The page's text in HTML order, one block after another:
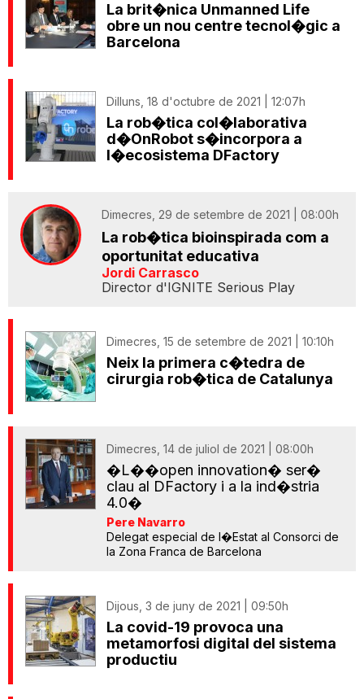
La brit�nica Unmanned Life
obre un nou centre tecnol�gic a
Barcelona
Dilluns, 18 d'octubre de 2021 | 12:07h
La rob�tica col�laborativa
d�OnRobot s�incorpora a
l�ecosistema DFactory
Dimecres, 29 de setembre de 2021 | 08:00h
La rob�tica bioinspirada com a
oportunitat educativa
Jordi Carrasco
Director d'IGNITE Serious Play
Dimecres, 15 de setembre de 2021 | 10:10h
Neix la primera c�tedra de
cirurgia rob�tica de Catalunya
Dimecres, 14 de juliol de 2021 | 08:00h
�L��open innovation� ser�
clau al DFactory i a la ind�stria
4.0�
Pere Navarro
Delegat especial de l�Estat al Consorci de
la Zona Franca de Barcelona
Dijous, 3 de juny de 2021 | 09:50h
La covid-19 provoca una
metamorfosi digital del sistema
productiu